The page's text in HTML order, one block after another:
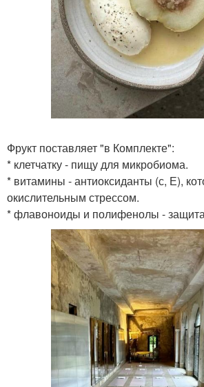
Фрукт поставляет "в Комплекте":
* клетчатку - пищу для микробиома.
* витамины - антиоксиданты (с, Е),
окислительным стрессом.
* флавоноиды и полифенолы - защита